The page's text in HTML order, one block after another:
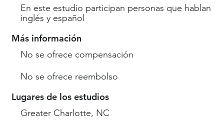
En este estudio participan personas que hablan
inglés y español
Más información
No se ofrece compensación
No se ofrece reembolso
Lugares de los estudios
Greater Charlotte, NC